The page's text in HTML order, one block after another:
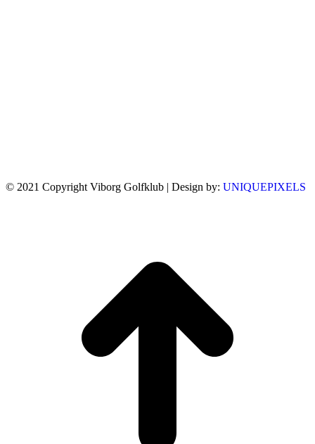
© 2021 Copyright Viborg Golfklub | Design by: UNIQUEPIXELS